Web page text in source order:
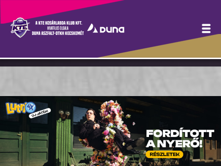
Jegyinformációk a hétvégi
négyes kupadöntőről